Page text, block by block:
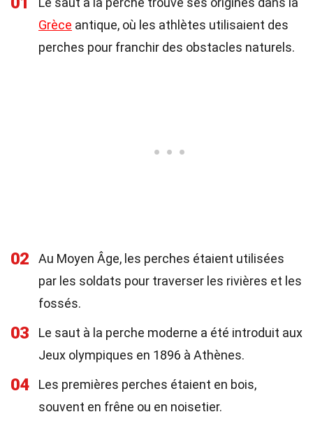
Grèce antique, où les athlètes utilisaient des
perches pour franchir des obstacles naturels.
02
Au Moyen Âge, les perches étaient utilisées
par les soldats pour traverser les rivières et les
fossés.
03
Le saut à la perche moderne a été introduit aux
Jeux olympiques en 1896 à Athènes.
04
Les premières perches étaient en bois,
souvent en frêne ou en noisetier.